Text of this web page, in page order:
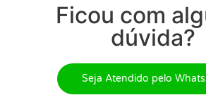
Ficou com
dúvida?
Seja Atendido pelo